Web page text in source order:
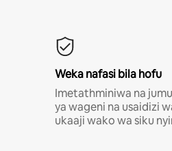
Weka nafasi bila hofu
Imetathminiwa na
ya wageni na usaidizi
ukaaji wako wa siku